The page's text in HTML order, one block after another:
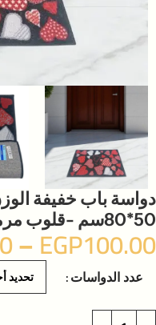
دواسة باب خفيفة
50*80سم -قلوب مرمر د
EGP100.00
–
عدد الدواسات